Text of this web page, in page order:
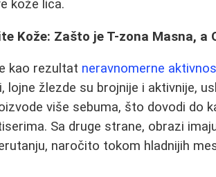
kože lica.
Kože: Zašto je T-zona Masna, a
kao rezultat neravnomerne
lojne žlezde su brojnije i aktivnije,
više sebuma, što dovodi do
Sa druge strane, obrazi
naročito tokom hladnijih